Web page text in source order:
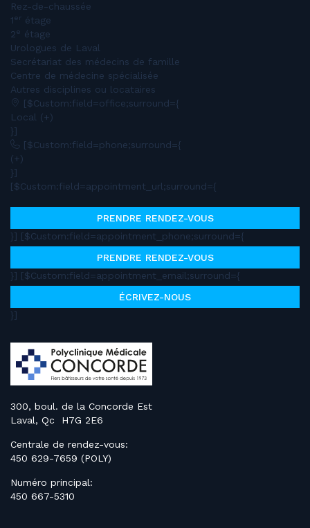
Rez-de-chaussée
1er étage
2e étage
Urologues de Laval
Secrétariat des médecins de famille
Centre de médecine spécialisée
Autres disciplines ou locataires
[$Custom:field=office;surround={
Local (+)
}]
[$Custom:field=phone;surround={
(+)
}]
[$Custom:field=appointment_url;surround={
PRENDRE RENDEZ-VOUS
}] [$Custom:field=appointment_phone;surround={
PRENDRE RENDEZ-VOUS
}] [$Custom:field=appointment_email;surround={
ÉCRIVEZ-NOUS
}]
300, boul. de la Concorde Est
Laval, Qc H7G 2E6
Centrale de rendez-vous:
450 629-7659 (POLY)
Numéro principal:
450 667-5310